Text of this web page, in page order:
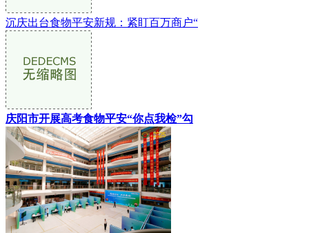
沉庆出台食物平安新规：紧盯百万商户“
庆阳市开展高考食物平安“你点我检”勾